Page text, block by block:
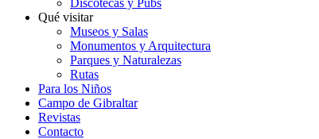
Discotecas y Pubs
Qué visitar
Museos y Salas
Monumentos y Arquitectura
Parques y Naturalezas
Rutas
Para los Niños
Campo de Gibraltar
Revistas
Contacto